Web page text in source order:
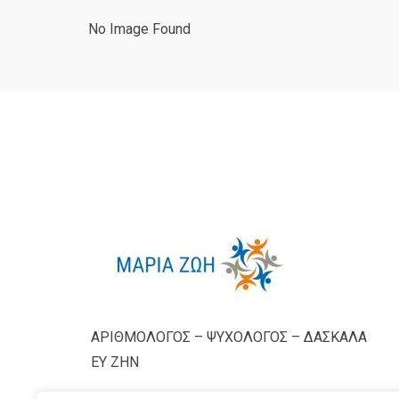
No Image Found
ΑΡΙΘΜΟΛΟΓΟΣ – ΨΥΧΟΛΟΓΟΣ – ΔΑΣΚΑΛΑ
ΕΥ ΖΗΝ